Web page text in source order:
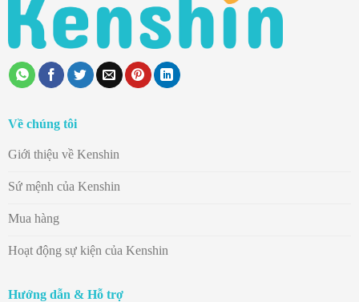
Về chúng tôi
Giới thiệu về Kenshin
Sứ mệnh của Kenshin
Mua hàng
Hoạt động sự kiện của Kenshin
Hướng dẫn & Hỗ trợ